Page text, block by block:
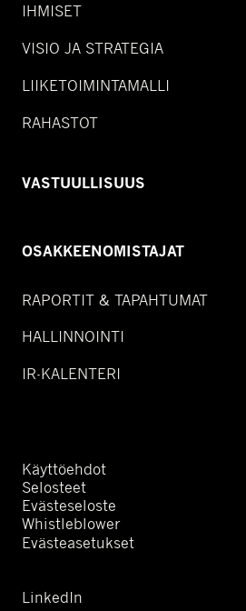
IHMISET
VISIO JA STRATEGIA
LIIKETOIMINTAMALLI
RAHASTOT
VASTUULLISUUS
OSAKKEENOMISTAJAT
RAPORTIT & TAPAHTUMAT
HALLINNOINTI
IR-KALENTERI
Käyttöehdot
Selosteet
Evästeseloste
Whistleblower
Evästeasetukset
LinkedIn